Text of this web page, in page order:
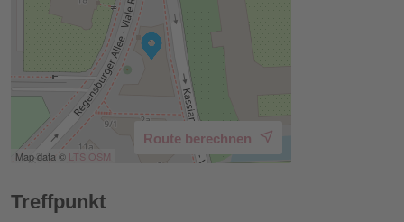
Map data © LTS OSM
Route berechnen
Treffpunkt